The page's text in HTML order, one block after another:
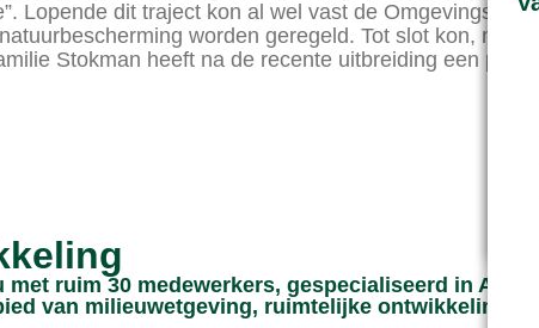
Lopende dit traject kon al wel vast de
worden geregeld. Tot slot kon,
Stokman heeft na de recente uitbreiding een
ruim 30 medewerkers, gespecialiseerd in
van milieuwetgeving, ruimtelijke ontwikkeling